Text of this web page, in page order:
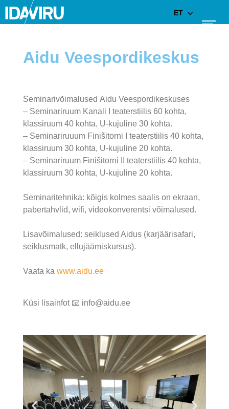
ET
Aidu Veespordikeskus
Seminarivõimalused Aidu Veespordikeskuses
– Seminariruum Kanali I teaterstiilis 60 kohta,
klassiruum 40 kohta, U-kujuline 30 kohta.
– Seminariruuum Finišitorni I teaterstiilis 40 kohta,
klassiruum 30 kohta, U-kujuline 20 kohta.
– Seminariruum Finišitorni II teaterstiilis 40 kohta,
klassiruum 30 kohta, U-kujuline 20 kohta.
Seminaritehnika: kõigis kolmes saalis on ekraan,
pabertahvlid, wifi, videokonverentsi võimalused.
Lisavõimalused: seiklused Aidus (karjäärisafari,
seiklusmatk, ellujäämiskursus).
Vaata ka www.aidu.ee
Küsi lisainfot 📧 info@aidu.ee